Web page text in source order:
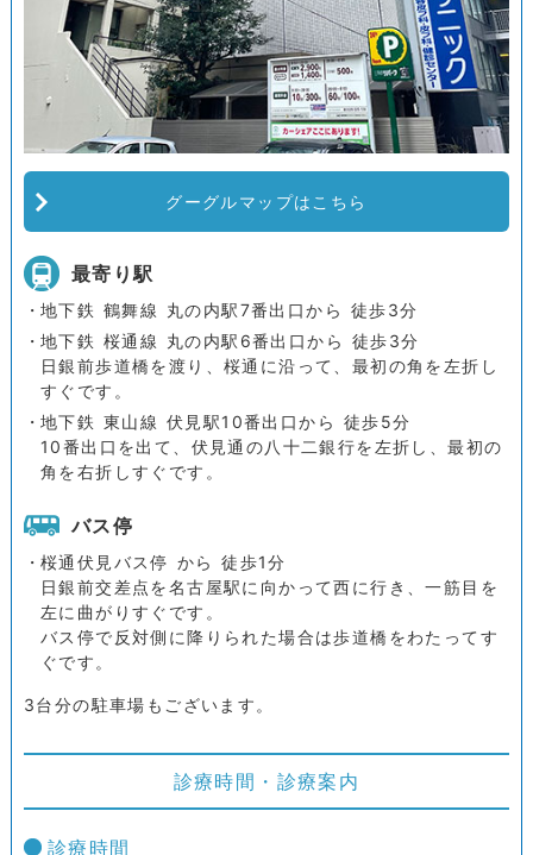
グーグルマップはこちら
最寄り駅
地下鉄 鶴舞線 丸の内駅7番出口から 徒歩3分
地下鉄 桜通線 丸の内駅6番出口から 徒歩3分
日銀前歩道橋を渡り、桜通に沿って、最初の角を左折し
すぐです。
地下鉄 東山線 伏見駅10番出口から 徒歩5分
10番出口を出て、伏見通の八十二銀行を左折し、最初の
角を右折しすぐです。
バス停
桜通伏見バス停 から 徒歩1分
日銀前交差点を名古屋駅に向かって西に行き、一筋目を
左に曲がりすぐです。
バス停で反対側に降りられた場合は歩道橋をわたってす
ぐです。
3台分の駐車場もございます。
診療時間・診療案内
診療時間